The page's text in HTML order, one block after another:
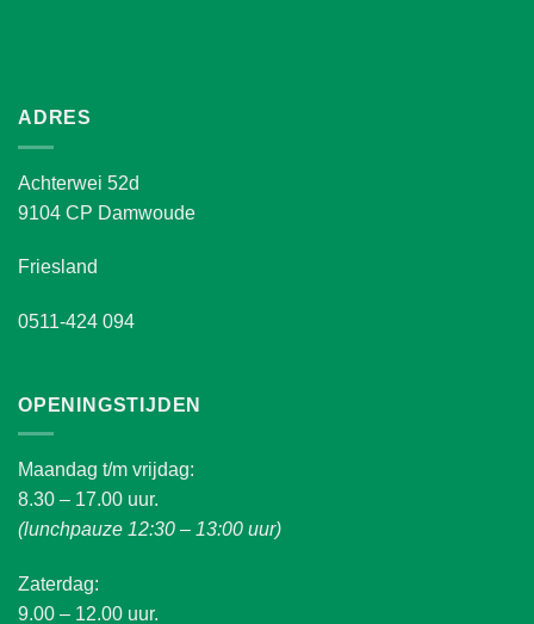
ADRES
Achterwei 52d
9104 CP Damwoude
Friesland
0511-424 094
OPENINGSTIJDEN
Maandag t/m vrijdag:
8.30 – 17.00 uur.
(lunchpauze 12:30 – 13:00 uur)
Zaterdag:
9.00 – 12.00 uur.